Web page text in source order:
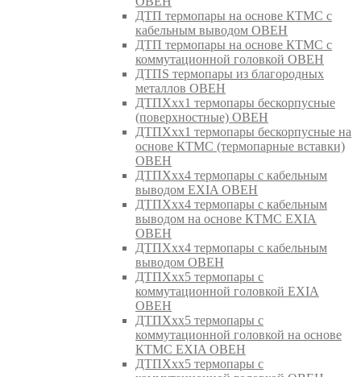
ДТП термопары на основе КТМС с
кабельным выводом ОВЕН
ДТП термопары на основе КТМС с
коммутационной головкой ОВЕН
ДТПS термопары из благородных
металлов ОВЕН
ДТПХхх1 термопары бескорпусные
(поверхностные) ОВЕН
ДТПХхх1 термопары бескорпусные на
основе КТМС (термопарные вставки)
ОВЕН
ДТПХхх4 термопары с кабельным
выводом EXIA ОВЕН
ДТПХхх4 термопары с кабельным
выводом на основе КТМС EXIA
ОВЕН
ДТПХхх4 термопары с кабельным
выводом ОВЕН
ДТПХхх5 термопары с
коммутационной головкой EXIA
ОВЕН
ДТПХхх5 термопары с
коммутационной головкой на основе
КТМС EXIA ОВЕН
ДТПХхх5 термопары с